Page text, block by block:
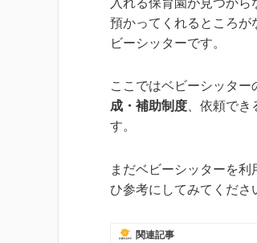
預かってくれるところが
ビーシッターです。
ここではベビーシッター
成・補助制度、依頼でき
す。
まだベビーシッターを
ひ参考にしてみてくださ
関連記事